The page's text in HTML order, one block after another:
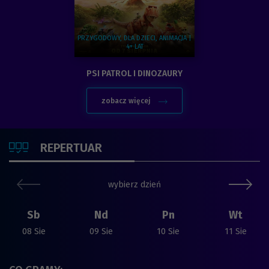
PRZYGODOWY, DLA DZIECI, ANIMACJA |
4+ LAT
Zobacz więcej na temat:
PSI PATROL I DINOZAURY
zobacz więcej
SPRAWDŹ
REPERTUAR
wybierz dzień
poprzedni slide
Sb
08 Sie
Nd
09 Sie
Pn
10 Sie
Wt
11 Sie